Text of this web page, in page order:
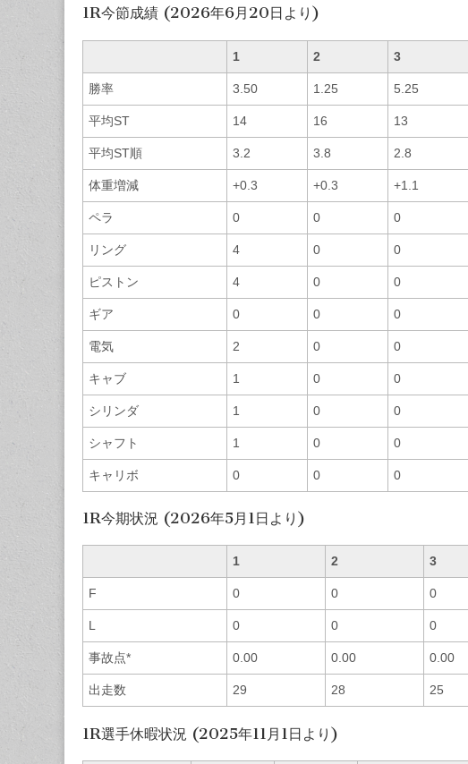
1R今節成績 (2026年6月20日より)
1 2 3
勝率 3.50 1.25 5.25
平均ST 14 16 13
平均ST順 3.2 3.8 2.8
体重増減 +0.3 +0.3 +1.1
ペラ 0 0 0
リング 4 0 0
ピストン 4 0 0
ギア 0 0 0
電気 2 0 0
キャブ 1 0 0
シリンダ 1 0 0
シャフト 1 0 0
キャリボ 0 0 0
1R今期状況 (2026年5月1日より)
1 2 3
F 0 0 0
L 0 0 0
事故点* 0.00 0.00 0.00
出走数 29 28 25
1R選手休暇状況 (2025年11月1日より)